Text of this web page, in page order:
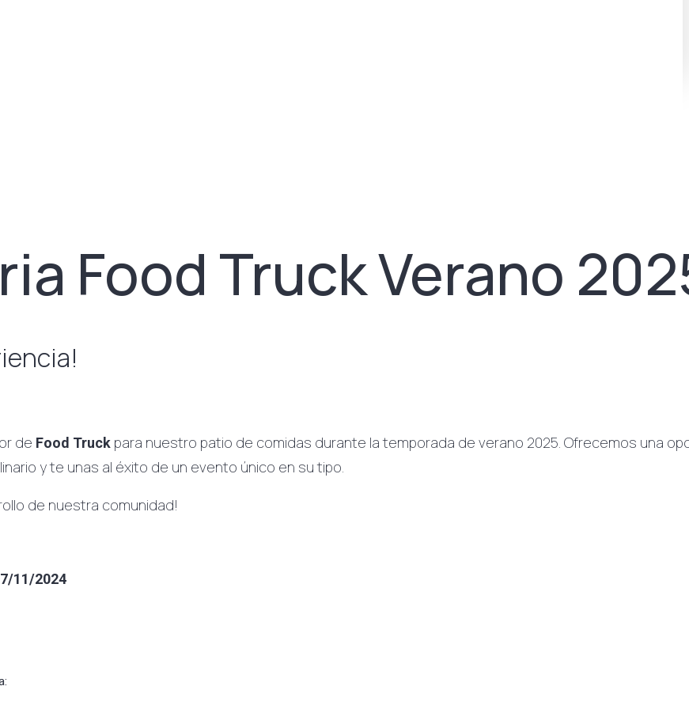
Food Truck Verano
de Food Truck para nuestro patio de comidas durante la temporada de verano 2025. Ofrecemos una
y te unas al éxito de un evento único en su tipo.
de nuestra comunidad!
11/2024